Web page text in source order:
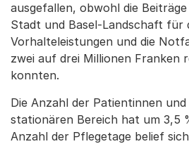
ausgefallen, obwohl die
Stadt und Basel-Landschaft für
Vorhalteleistungen und die
zwei auf drei Millionen Franken
konnten.
Die Anzahl der Patientinnen
stationären Bereich hat um 3,5
Anzahl der Pflegetage belief